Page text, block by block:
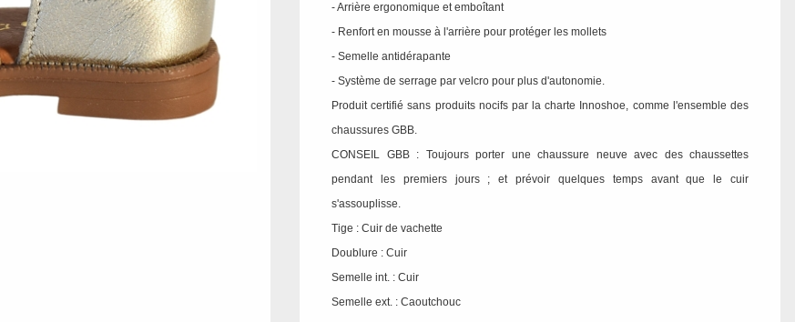
- Arrière ergonomique et emboîtant
- Renfort en mousse à l'arrière pour protéger les mollets
- Semelle antidérapante
- Système de serrage par velcro pour plus d'autonomie.
Produit certifié sans produits nocifs par la charte Innoshoe, comme l'ensemble des
chaussures GBB.
CONSEIL GBB : Toujours porter une chaussure neuve avec des chaussettes
pendant les premiers jours ; et prévoir quelques temps avant que le cuir
s'assouplisse.
Tige : Cuir de vachette
Doublure : Cuir
Semelle int. : Cuir
Semelle ext. : Caoutchouc